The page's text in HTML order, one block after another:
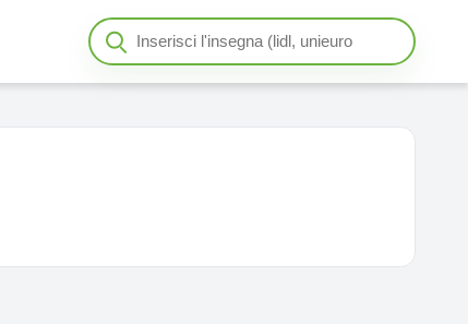
Cerca insegna o negozio
Seleziona un'insegna